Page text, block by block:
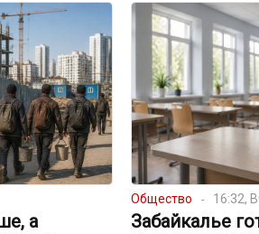
а
Общество 16:32,
Забайкалье